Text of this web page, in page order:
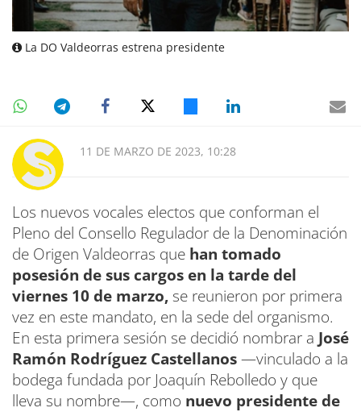
La DO Valdeorras estrena presidente
11 DE MARZO DE 2023, 10:28
Los nuevos vocales electos que conforman el
Pleno del Consello Regulador de la Denominación
de Origen Valdeorras que han tomado
posesión de sus cargos en la tarde del
viernes 10 de marzo, se reunieron por primera
vez en este mandato, en la sede del organismo.
En esta primera sesión se decidió nombrar a José
Ramón Rodríguez Castellanos—vinculado a la
bodega fundada por Joaquín Rebolledo y que
lleva su nombre—, como nuevo presidente de